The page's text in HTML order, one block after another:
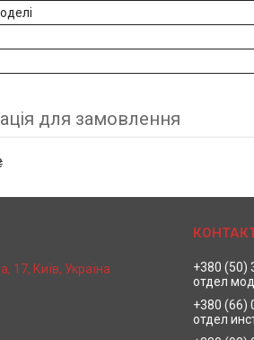
для замовлення
17, Київ, Україна
+380 (50)
отдел
+380 (66)
отдел